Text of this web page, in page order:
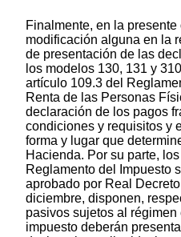
Finalmente, en la
modificación alguna en la
de presentación de las
los modelos 130, 131 y
artículo 109.3 del
Renta de las Personas
declaración de los pagos
condiciones y requisitos y
forma y lugar que
Hacienda. Por su parte,
Reglamento del Impuesto
aprobado por Real
diciembre, disponen,
pasivos sujetos al
impuesto deberán